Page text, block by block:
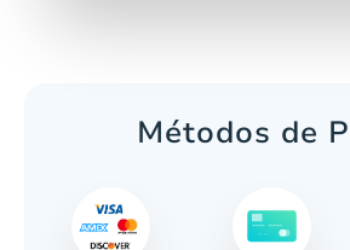
Métodos de